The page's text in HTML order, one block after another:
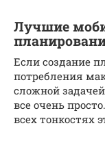
Лучшие
Если создание
потребления
сложной
все очень
всех тонкостях